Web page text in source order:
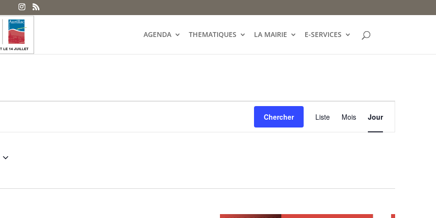
AGENDA THEMATIQUES LA MAIRIE E-SERVICES
Chercher
Navigation
de
vues
Liste Mois Jour